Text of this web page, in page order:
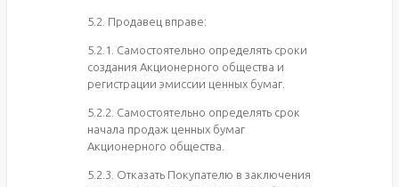
5.2. Продавец вправе:
5.2.1. Самостоятельно определять сроки
создания Акционерного общества и
регистрации эмиссии ценных бумаг.
5.2.2. Самостоятельно определять срок
начала продаж ценных бумаг
Акционерного общества.
5.2.3. Отказать Покупателю в заключения